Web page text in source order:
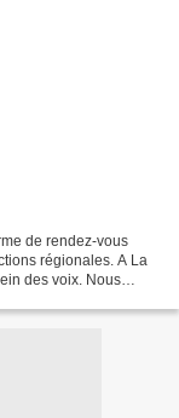
de rendez-vous
régionales. A La
des voix. Nous